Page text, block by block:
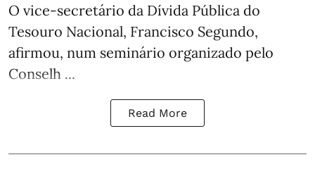
O vice-secretário da Dívida Pública do
Tesouro Nacional, Francisco Segundo,
afirmou, num seminário organizado pelo
Conselh ...
Read More